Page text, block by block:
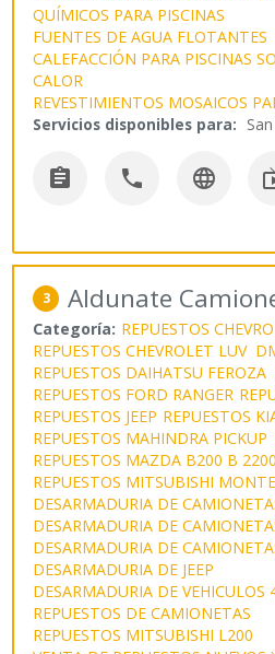
QUÍMICOS PARA PISCINAS
FUENTES DE AGUA FLOTANTES
CALEFACCIÓN PARA PISCINAS
CALOR
REVESTIMIENTOS MOSAICOS
Servicios disponibles para:
  
3 Aldunate
Categoría: REPUESTOS
REPUESTOS CHEVROLET LUV
REPUESTOS DAIHATSU FEROZA
REPUESTOS FORD RANGER
REPUESTOS JEEP REPUESTOS
REPUESTOS MAHINDRA PICKUP
REPUESTOS MAZDA B200 B
REPUESTOS MITSUBISHI
DESARMADURIA DE
DESARMADURIA DE
DESARMADURIA DE
DESARMADURIA DE JEEP
DESARMADURIA DE VEHICULOS
REPUESTOS DE CAMIONETAS
REPUESTOS MITSUBISHI L200